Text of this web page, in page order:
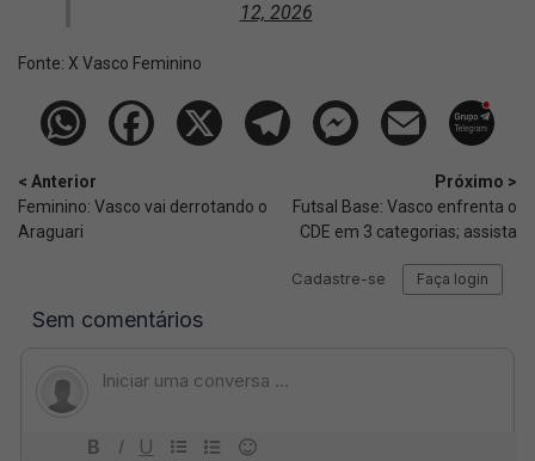
12, 2026
Fonte: X Vasco Feminino
< Anterior
Feminino: Vasco vai derrotando o
Araguari
Próximo >
Futsal Base: Vasco enfrenta o
CDE em 3 categorias; assista